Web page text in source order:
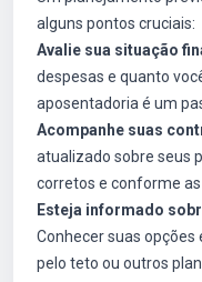
alguns pontos cruciais:
Avalie sua situação
despesas e quanto
aposentadoria é um
Acompanhe suas
atualizado sobre seus
corretos e conforme
Esteja informado
Conhecer suas
pelo teto ou outros